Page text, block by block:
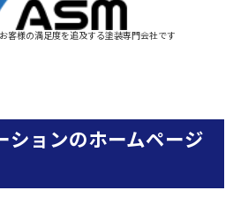
客様の満足度を追及する塗装専門会社です
ションのホームページ